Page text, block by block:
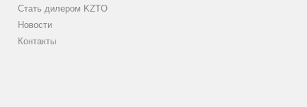
Стать дилером KZTO
Новости
Контакты